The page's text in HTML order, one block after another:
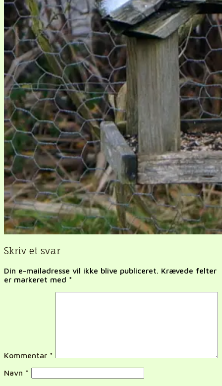
Skriv et svar
Din e-mailadresse vil ikke blive publiceret. Krævede felter
er markeret med *
Kommentar *
Navn *